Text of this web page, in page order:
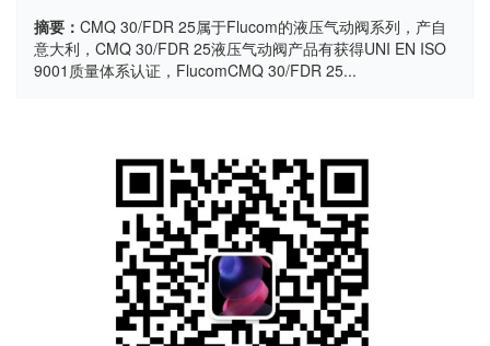
摘要： CMQ 30/FDR 25属于Flucom的液压气动阀系列，产自
意大利，CMQ 30/FDR 25液压气动阀产品有获得UNI EN ISO
9001质量体系认证，FlucomCMQ 30/FDR 25...